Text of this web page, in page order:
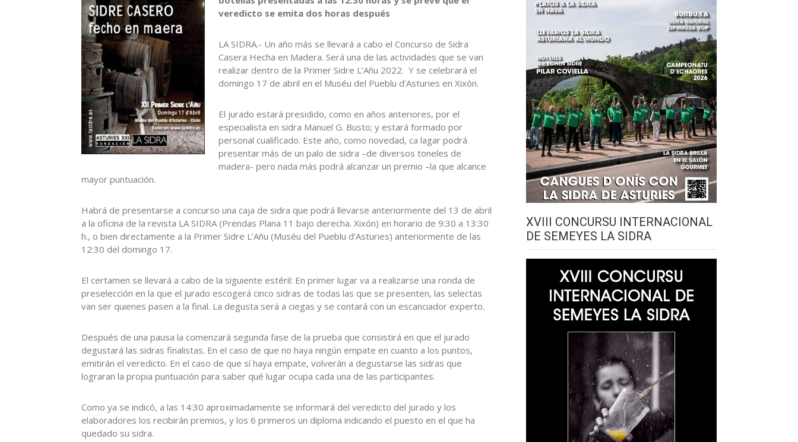
veredicto se emita dos horas después
LA SIDRA.- Un año más se llevará a cabo el Concurso de Sidra
Casera Hecha en Madera. Será una de las actividades que se van
realizar dentro de la Primer Sidre L’Añu 2022. Y se celebrará el
domingo 17 de abril en el Muséu del Pueblu d’Asturies en Xixón.
El jurado estará presidido, como en años anteriores, por el
especialista en sidra Manuel G. Busto; y estará formado por
personal cualificado. Este año, como novedad, ca lagar podrá
presentar más de un palo de sidra –de diversos toneles de
madera- pero nada más podrá alcanzar un premio –la que alcance
mayor puntuación.
Habrá de presentarse a concurso una caja de sidra que podrá llevarse anteriormente del 13 de abril
a la oficina de la revista LA SIDRA (Prendas Plana 11 bajo derecha. Xixón) en horario de 9:30 a 13:30
h., o bien directamente a la Primer Sidre L’Añu (Muséu del Pueblu d’Asturies) anteriormente de las
12:30 del domingo 17.
El certamen se llevará a cabo de la siguiente estéril: En primer lugar va a realizarse una ronda de
preselección en la que el jurado escogerá cinco sidras de todas las que se presenten, las selectas
van ser quienes pasen a la final. La degusta será a ciegas y se contará con un escanciador experto.
Después de una pausa la comenzará segunda fase de la prueba que consistirá en que el jurado
degustará las sidras finalistas. En el caso de que no haya ningún empate en cuanto a los puntos,
emitirán el veredicto. En el caso de que sí haya empate, volverán a degustarse las sidras que
lograran la propia puntuación para saber qué lugar ocupa cada una de las participantes.
Como ya se indicó, a las 14:30 aproximadamente se informará del veredicto del jurado y los
elaboradores los recibirán premios, y los 6 primeros un diploma indicando el puesto en el que ha
quedado su sidra.
XVIII CONCURSU INTERNACIONAL
DE SEMEYES LA SIDRA